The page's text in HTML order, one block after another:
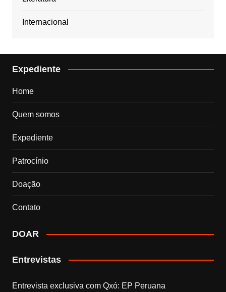
Internacional
Expediente
Home
Quem somos
Expediente
Patrocínio
Doação
Contato
DOAR
Entrevistas
Entrevista exclusiva com Qxó: EP Peruana